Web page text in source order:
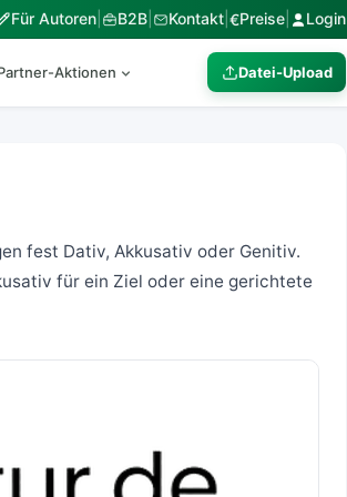
Für Autoren B2B Kontakt €Preise Login
Aktionen Datei-Upload
fest Dativ, Akkusativ oder Genitiv.
für ein Ziel oder eine gerichtete